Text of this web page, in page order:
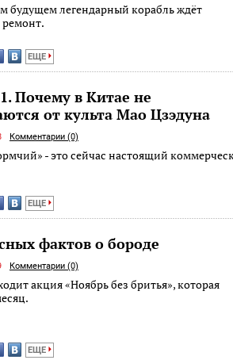
будущем легендарный корабль ждёт
ЕЩЕ
Почему в Китае не
от культа Мао Цзэдуна
Комментарии (0)
- это сейчас настоящий
ЕЩЕ
фактов о бороде
Комментарии (0)
акция «Ноябрь без бритья», которая
ЕЩЕ